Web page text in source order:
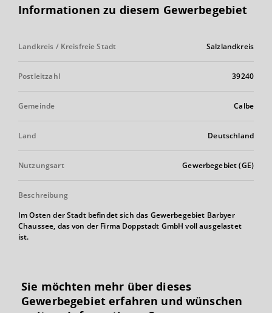
Informationen zu diesem Gewerbegebiet
Landkreis / Kreisfreie Stadt Salzlandkreis
Postleitzahl 39240
Gemeinde Calbe
Land Deutschland
Nutzungsart Gewerbegebiet (GE)
Beschreibung
Im Osten der Stadt befindet sich das Gewerbegebiet Barbyer
Chaussee, das von der Firma Doppstadt GmbH voll ausgelastet
ist.
Sie möchten mehr über dieses
Gewerbegebiet erfahren und wünschen